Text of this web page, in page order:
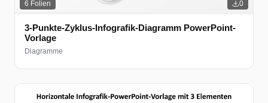
6 Folien 0
3-Punkte-Zyklus-Infografik-Diagramm PowerPoint-
Vorlage
Diagramme